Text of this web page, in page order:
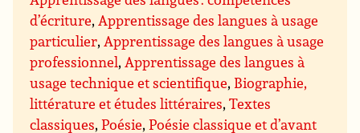
d’écriture,Apprentissage des langues à usage
particulier,Apprentissage des langues à usage
professionnel,Apprentissage des langues à
usage technique et scientifique, Biographie,
littérature et études littéraires,Textes
classiques,Poésie,Poésie classique et d’avant